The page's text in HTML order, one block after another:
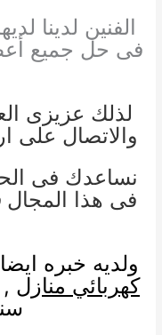
الفنين لدينا
فى حل جميع
لذلك عزيزى
والاتصال على
نساعدك فى
فى هذا المجال
ولديه خبره
كهربائي منازل ,